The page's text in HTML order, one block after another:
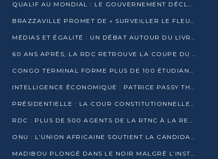
QUALIF AU MONDIAL : LE GOUVERNEMENT DÉCLARE LA JOURNÉE DU 1ER AVRIL 2026 CHÔMÉE ET PAYÉE
BRAZZAVILLE PROMET DE « SURVEILLER LE FLEUVE » APRÈS LA QUALIFICATION DE LA RDC AU MONDIAL
MÉDIAS ET ÉGALITÉ : UN DÉBAT AUTOUR DU LIVRE « CES FEMMES QUI REPRENNENT LE POUVOIR SUR LEUR VIE »
60 ANS APRÈS, LA RDC RETROUVE LA COUPE DU MONDE
CONGO TERMINAL FORME PLUS DE 100 ÉTUDIANTS AUX TECHNIQUES D’EMBAUCHE
INTELLIGENCE ÉCONOMIQUE : PATRICE PASSY THÉORISE UNE STRATÉGIE ADAPTÉE AUX CONTEXTES FRAGMENTÉS
PRÉSIDENTIELLE : LA COUR CONSTITUTIONNELLE CONFIRME LA VICTOIRE DE SASSOU NGUESSO AVEC 94,90 % DES SUFFRAGES
RDC : PLUS DE 500 AGENTS DE LA RTNC À LA RETRAITE, UNE PAGE SE TOURNE
ONU : L’UNION AFRICAINE SOUTIENT LA CANDIDATURE DE MACKY SALL
MADIBOU PLONGÉ DANS LE NOIR MALGRÉ L’INSTALLATION D’UN NOUVEAU TRANSFORMATEUR